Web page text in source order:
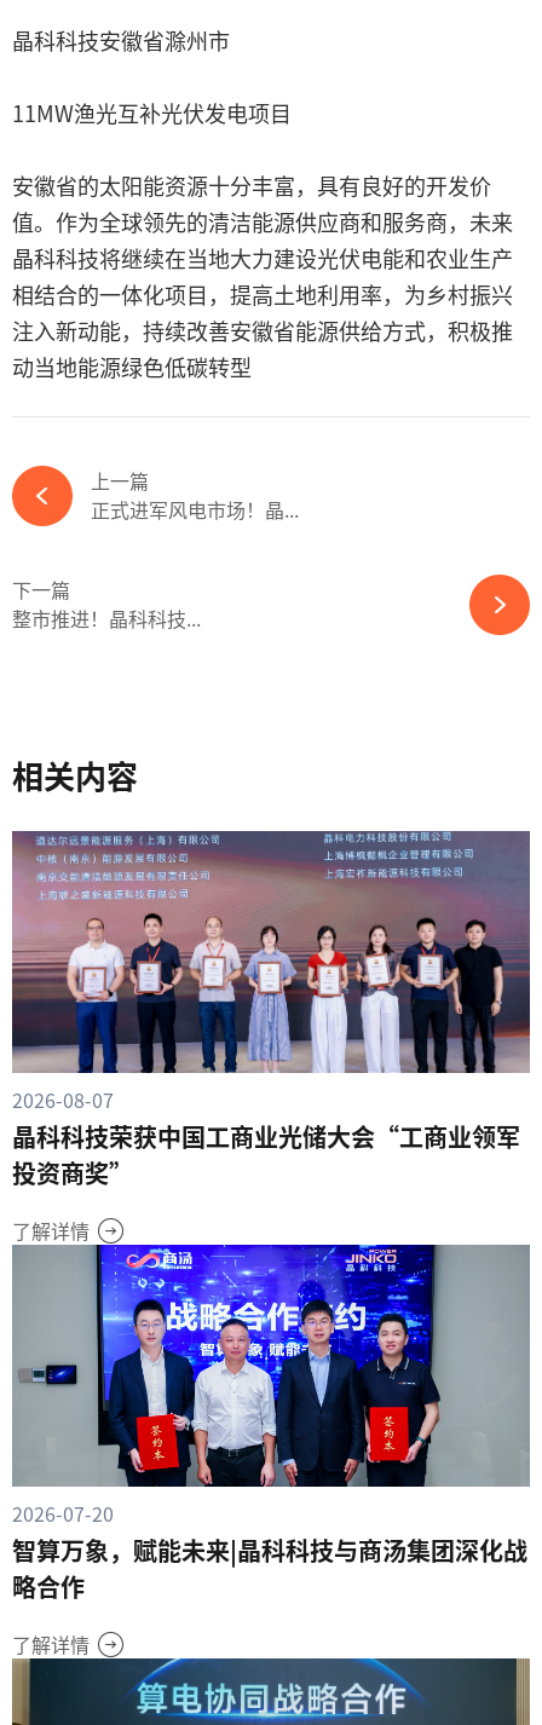
晶科科技安徽省滁州市
11MW渔光互补光伏发电项目
安徽省的太阳能资源十分丰富，具有良好的开发价
值。作为全球领先的清洁能源供应商和服务商，未来
晶科科技将继续在当地大力建设光伏电能和农业生产
相结合的一体化项目，提高土地利用率，为乡村振兴
注入新动能，持续改善安徽省能源供给方式，积极推
动当地能源绿色低碳转型
上一篇
正式进军风电市场！晶...
下一篇
整市推进！晶科科技...
相关内容
2026-08-07
晶科科技荣获中国工商业光储大会“工商业领军
投资商奖”
了解详情
2026-07-20
智算万象，赋能未来|晶科科技与商汤集团深化战
略合作
了解详情